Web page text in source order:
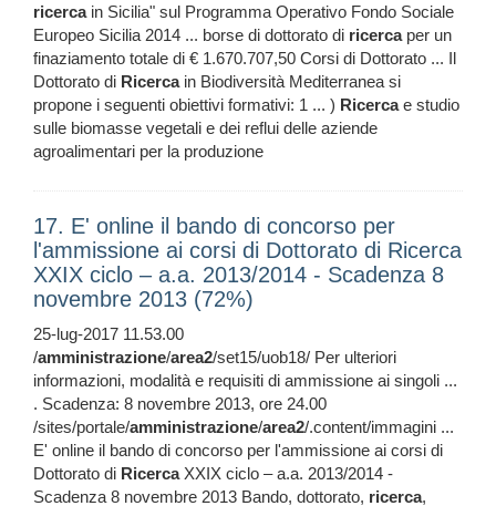
ricercain Sicilia" sul Programma Operativo Fondo Sociale
Europeo Sicilia 2014 ... borse di dottorato di ricercaper un
finaziamento totale di € 1.670.707,50 Corsi di Dottorato ... Il
Dottorato di Ricercain Biodiversità Mediterranea si
propone i seguenti obiettivi formativi: 1 ... ) Ricercae studio
sulle biomasse vegetali e dei reflui delle aziende
agroalimentari per la produzione
17. E' online il bando di concorso per
l'ammissione ai corsi di Dottorato di Ricerca
XXIX ciclo – a.a. 2013/2014 - Scadenza 8
novembre 2013 (72%)
25-lug-2017 11.53.00
/amministrazione/area2/set15/uob18/ Per ulteriori
informazioni, modalità e requisiti di ammissione ai singoli ...
. Scadenza: 8 novembre 2013, ore 24.00
/sites/portale/amministrazione/area2/.content/immagini ...
E' online il bando di concorso per l'ammissione ai corsi di
Dottorato di RicercaXXIX ciclo – a.a. 2013/2014 -
Scadenza 8 novembre 2013 Bando, dottorato, ricerca,